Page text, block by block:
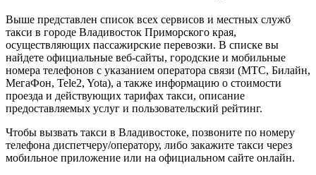
Выше представлен список всех сервисов и местных служб
такси в городе Владивосток Приморского края,
осуществляющих пассажирские перевозки. В списке вы
найдете официальные веб-сайты, городские и мобильные
номера телефонов с указанием оператора связи (МТС, Билайн,
МегаФон, Tele2, Yota), а также информацию о стоимости
проезда и действующих тарифах такси, описание
предоставляемых услуг и пользовательский рейтинг.
Чтобы вызвать такси в Владивостоке, позвоните по номеру
телефона диспетчеру/оператору, либо закажите такси через
мобильное приложение или на официальном сайте онлайн.